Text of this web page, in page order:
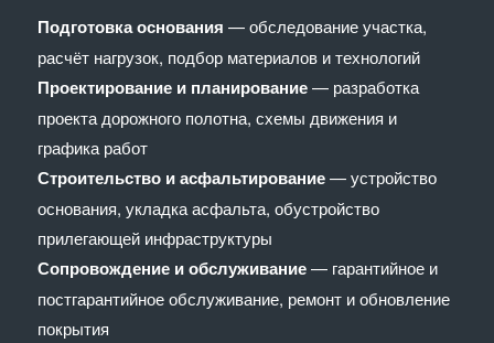
Подготовка основания — обследование участка,
расчёт нагрузок, подбор материалов и технологий
Проектирование и планирование— разработка
проекта дорожного полотна, схемы движения и
графика работ
Строительство и асфальтирование— устройство
основания, укладка асфальта, обустройство
прилегающей инфраструктуры
Сопровождение и обслуживание— гарантийное и
постгарантийное обслуживание, ремонт и обновление
покрытия